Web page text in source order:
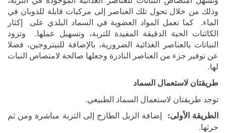
وذلك من خلال تحول تلك العناصر إلى مركبات قابلة للذوبان في
الماء. كما تعمل المواد العضوية في السماد البلدي على إكثار
الكائنات الحية الدقيقة المفيدة للتربة، وتسهيل عملها. وتزود
النباتات بالعناصر الغذائية الضرورية، بالإضافة للنيتروجين، فضلا
عن توفير جزء من العناصر النادرة وجعلها صالحة لامتصاص النبات
لها.
طريقتان لاستعمال السماد
توجد طريقتان لاستعمال السماد الطبيعي.
الطريقة الأولى:
إضافة الزبل الطازج إلى التربة مباشرة ومن ثم
حرثها.